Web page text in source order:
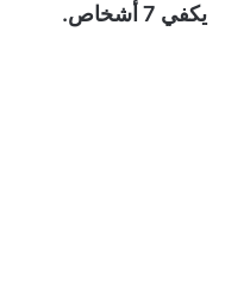
يكفي 7 أشخاص.